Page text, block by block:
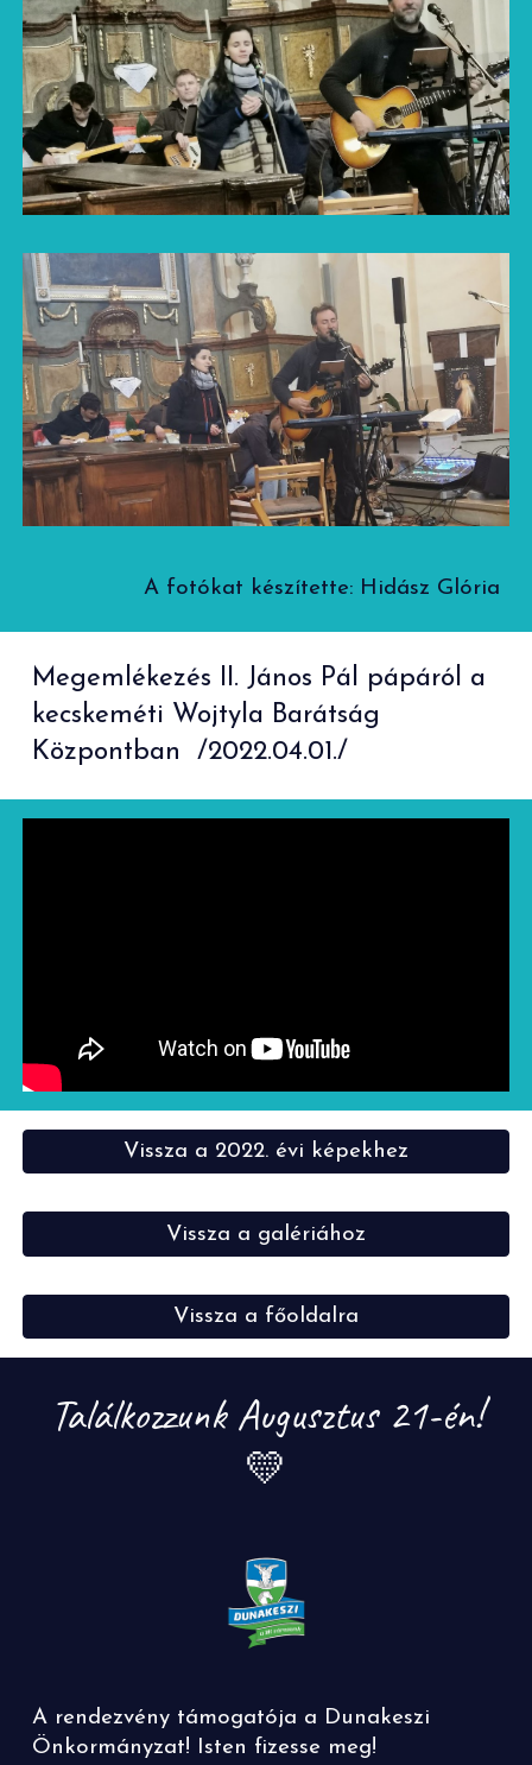
A fotókat készítette: Hidász Glória
Megemlékezés II. János Pál pápáról a
kecskeméti Wojtyla Barátság
Központban /2022.04.01./
Vissza a 2022. évi képekhez
Vissza a galériához
Vissza a főoldalra
Találkozzunk Augusztus 21-én!
💛
A rendezvény támogatója a Dunakeszi
Önkormányzat! Isten fizesse meg!